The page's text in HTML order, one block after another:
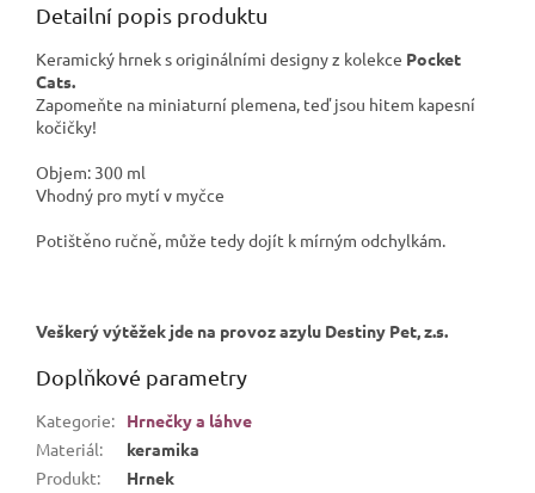
Detailní popis produktu
Keramický hrnek s originálními designy z kolekce Pocket
Cats.
Zapomeňte na miniaturní plemena, teď jsou hitem kapesní
kočičky!
Objem: 300 ml
Vhodný pro mytí v myčce
Potištěno ručně, může tedy dojít k mírným odchylkám.
Veškerý výtěžek jde na provoz azylu Destiny Pet, z.s.
Doplňkové parametry
Kategorie:
Hrnečky a láhve
Materiál:
keramika
Produkt:
Hrnek